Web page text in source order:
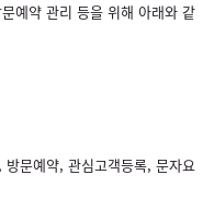
예약 관리 등을 위해 아래와 같
문예약, 관심고객등록, 문자요